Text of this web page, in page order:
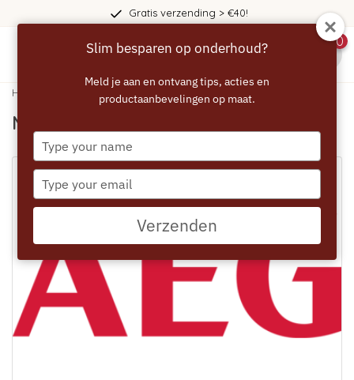
365 dagen
0
Home
Merken
Slim besparen op onderhoud?
Meld je aan en ontvang tips, acties en
productaanbevelingen op maat.
Type
your
name
Type
your
email
Verzenden